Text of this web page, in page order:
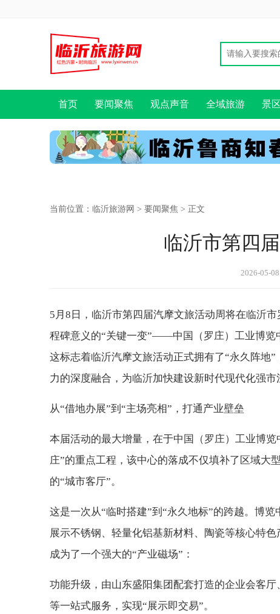
首页 要闻聚焦 观点声音 全域旅游 景
当前位置： 临沂旅游网 > 要闻聚焦 > 正文
临沂市第四
2026-05-
5月8日，临沂市第四届汽摩文旅活动周将在临沂
程碑意义的“关键一变”——中国（罗庄）工业博览
这标志着临沂汽摩文旅活动正式拥有了“永久阵地
力的深度融合，为临沂加快建设新时代现代化强市
从“借地办展”到“主场亮相”，打通产业壁垒
本届活动的最大增量，在于中国（罗庄）工业博
庄”的重点工程，该中心的落成不仅填补了区域大
的“城市客厅”。
这是一次从“临时搭建”到“永久地标”的跨越。博
展示不锈钢、轻量化铝基新材料、陶瓷等核心特
成为了一个强大的“产业磁场”：
功能升级，由山东盛阳集团配套打造的企业会客
等一站式服务，实现“展示即交易”。